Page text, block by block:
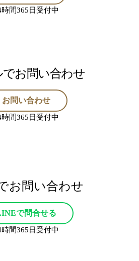
時間365日受付中
でお問い合わせ
お問い合わせ
時間365日受付中
お問い合わせ
で問合せる
時間365日受付中